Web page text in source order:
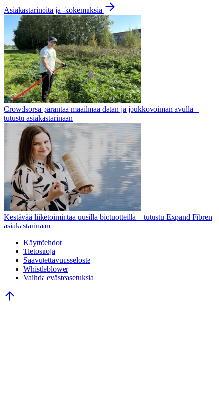
Asiakastarinoita ja -kokemuksia
Crowdsorsa parantaa maailmaa datan ja joukkovoiman avulla –
tutustu asiakastarinaan
Kestävää liiketoimintaa uusilla biotuotteilla – tutustu Expand Fibren
asiakastarinaan
Käyttöehdot
Tietosuoja
Saavutettavuusseloste
Whistleblower
Vaihda evästeasetuksia